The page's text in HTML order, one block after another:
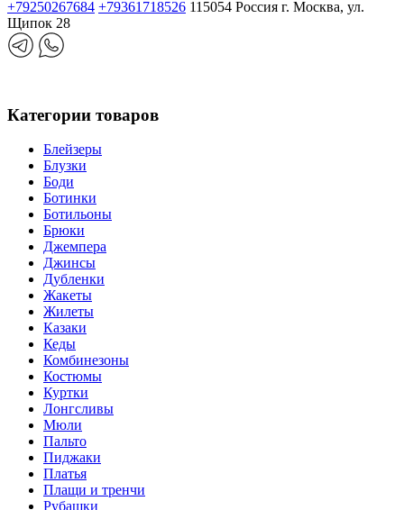
+79250267684 +79361718526 115054 Россия г. Москва, ул.
Щипок 28
Категории товаров
Блейзеры
Блузки
Боди
Ботинки
Ботильоны
Брюки
Джемпера
Джинсы
Дубленки
Жакеты
Жилеты
Казаки
Кеды
Комбинезоны
Костюмы
Куртки
Лонгсливы
Мюли
Пальто
Пиджаки
Платья
Плащи и тренчи
Рубашки